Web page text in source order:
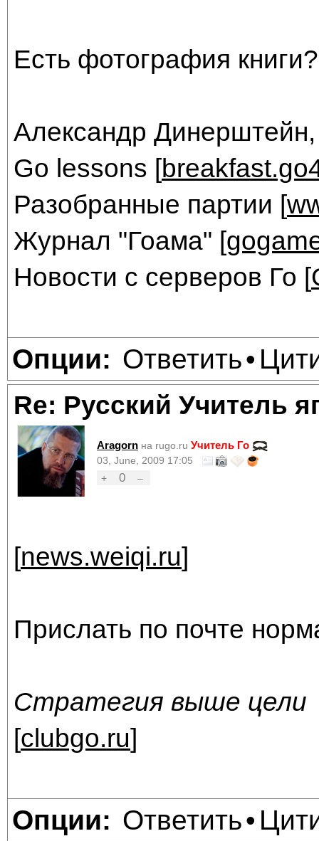
Есть фотография книги?
Александр Динерштейн,
Go lessons [
Разобранные партии [
Журнал "Гоама" [
Новости с серверов Го [
Опции: Ответить•
Re: Русский Учитель
Aragorn на rugo.ru Учитель Го
03, June, 2009 17:05
+
0 –
[news.weiqi.ru]
Прислать по почте
Стратегия выше цели
[clubgo.ru]
Опции: Ответить•